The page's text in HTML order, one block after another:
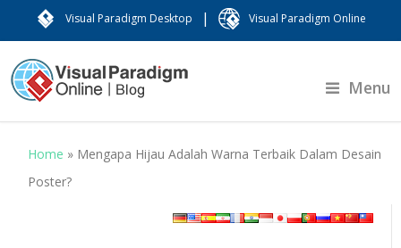
Visual Paradigm Desktop | Visual Paradigm Online
Menu
Home » Mengapa Hijau Adalah Warna Terbaik Dalam Desain
Poster?